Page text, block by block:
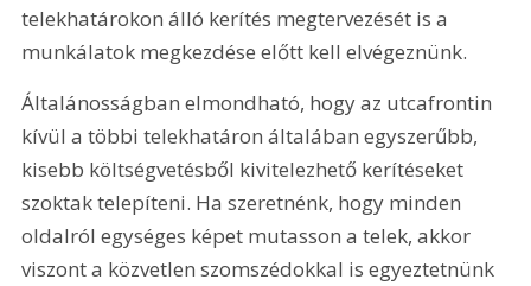
telekhatárokon álló kerítés megtervezését is a
munkálatok megkezdése előtt kell elvégeznünk.
Általánosságban elmondható, hogy az utcafrontin
kívül a többi telekhatáron általában egyszerűbb,
kisebb költségvetésből kivitelezhető kerítéseket
szoktak telepíteni. Ha szeretnénk, hogy minden
oldalról egységes képet mutasson a telek, akkor
viszont a közvetlen szomszédokkal is egyeztetnünk